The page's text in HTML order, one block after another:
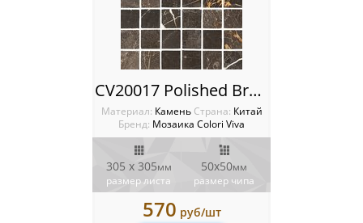
CV20017 Polished Brown Fantasy Мозаика Colori Viva Natural Stone
Материал: Камень Cтрана: Китай
Бренд: Мозаика Colori Viva
305 х 305мм
размер листа
50х50мм
размер чипа
570 руб/шт